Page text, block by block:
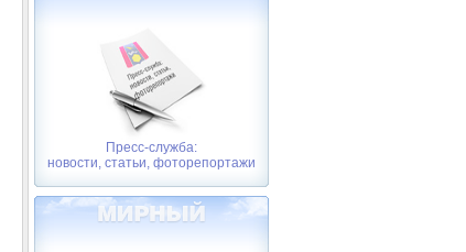
Пресс-служба:
новости, статьи, фоторепортажи